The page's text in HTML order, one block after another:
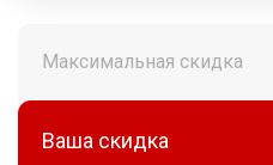
Максимальная скидка
Ваша скидка